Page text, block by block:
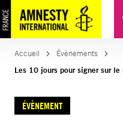
Accueil
Évènements
Les 10 jours pour signer sur le
ÉVÈNEMENT